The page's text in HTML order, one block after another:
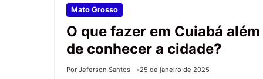
Mato Grosso
O que fazer em Cuiabá além
de conhecer a cidade?
Por Jeferson Santos 25 de janeiro de 2025